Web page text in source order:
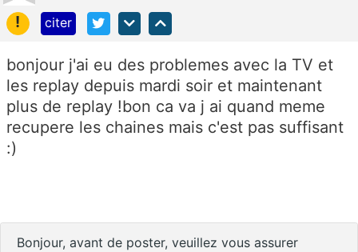
!
citer
bonjour j'ai eu des problemes avec la TV et
les replay depuis mardi soir et maintenant
plus de replay !bon ca va j ai quand meme
recupere les chaines mais c'est pas suffisant
:)
Bonjour, avant de poster, veuillez vous assurer